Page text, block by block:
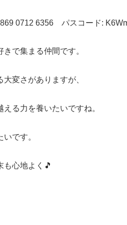
869 0712 6356 パスコード:
で集まる仲間です。
変さがありますが、
る力を養いたいですね。
です。
も心地よく🎵